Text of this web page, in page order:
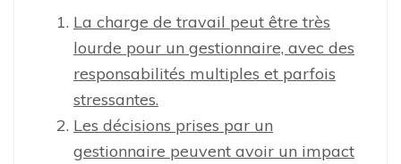
La charge de travail peut être très
lourde pour un gestionnaire, avec des
responsabilités multiples et parfois
stressantes.
Les décisions prises par un
gestionnaire peuvent avoir un impact